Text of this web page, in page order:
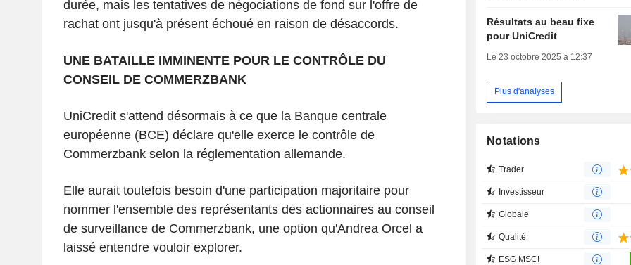
durée, mais les tentatives de négociations de fond sur l'offre de
rachat ont jusqu'à présent échoué en raison de désaccords.
UNE BATAILLE IMMINENTE POUR LE CONTRÔLE DU
CONSEIL DE COMMERZBANK
UniCredit s'attend désormais à ce que la Banque centrale
européenne (BCE) déclare qu'elle exerce le contrôle de
Commerzbank selon la réglementation allemande.
Elle aurait toutefois besoin d'une participation majoritaire pour
nommer l'ensemble des représentants des actionnaires au conseil
de surveillance de Commerzbank, une option qu'Andrea Orcel a
laissé entendre vouloir explorer.
Résultats au beau fixe
pour UniCredit
Le 23 octobre 2025 à 12:37
Plus d'analyses
Notations
Trader
Investisseur
Globale
Qualité
ESG MSCI